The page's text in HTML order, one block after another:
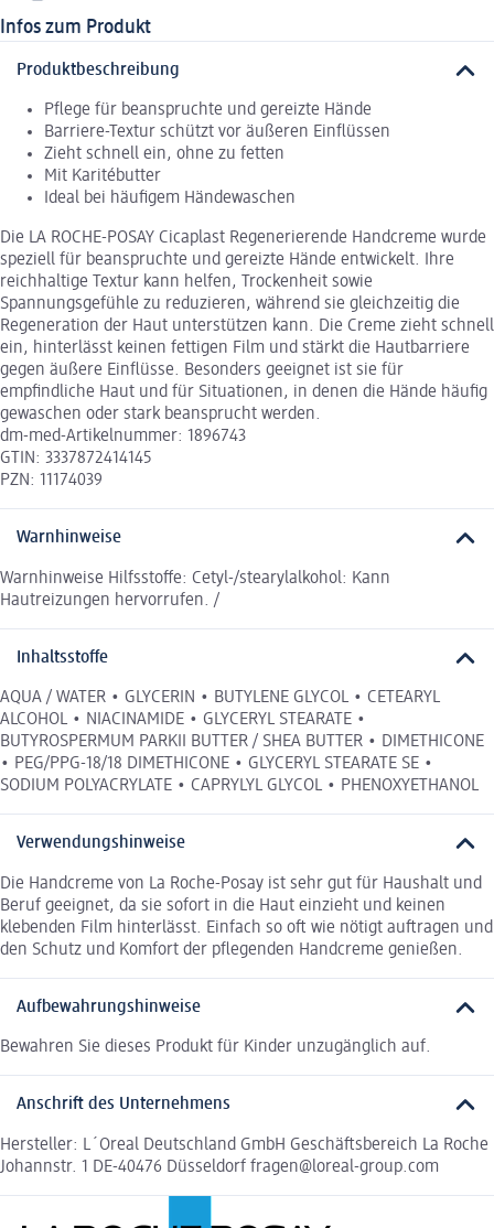
Infos zum Produkt
Produktbeschreibung
Pflege für beanspruchte und gereizte Hände
Barriere-Textur schützt vor äußeren Einflüssen
Zieht schnell ein, ohne zu fetten
Mit Karitébutter
Ideal bei häufigem Händewaschen
Die LA ROCHE-POSAY Cicaplast Regenerierende Handcreme wurde
speziell für beanspruchte und gereizte Hände entwickelt. Ihre
reichhaltige Textur kann helfen, Trockenheit sowie
Spannungsgefühle zu reduzieren, während sie gleichzeitig die
Regeneration der Haut unterstützen kann. Die Creme zieht schnell
ein, hinterlässt keinen fettigen Film und stärkt die Hautbarriere
gegen äußere Einflüsse. Besonders geeignet ist sie für
empfindliche Haut und für Situationen, in denen die Hände häufig
gewaschen oder stark beansprucht werden.
dm-med-Artikelnummer: 1896743
GTIN: 3337872414145
PZN: 11174039
Warnhinweise
Warnhinweise Hilfsstoffe: Cetyl-/stearylalkohol: Kann
Hautreizungen hervorrufen. /
Inhaltsstoffe
AQUA / WATER • GLYCERIN • BUTYLENE GLYCOL • CETEARYL
ALCOHOL • NIACINAMIDE • GLYCERYL STEARATE •
BUTYROSPERMUM PARKII BUTTER / SHEA BUTTER • DIMETHICONE
• PEG/PPG-18/18 DIMETHICONE • GLYCERYL STEARATE SE •
SODIUM POLYACRYLATE • CAPRYLYL GLYCOL • PHENOXYETHANOL
Verwendungshinweise
Die Handcreme von La Roche-Posay ist sehr gut für Haushalt und
Beruf geeignet, da sie sofort in die Haut einzieht und keinen
klebenden Film hinterlässt. Einfach so oft wie nötigt auftragen und
den Schutz und Komfort der pflegenden Handcreme genießen.
Aufbewahrungshinweise
Bewahren Sie dieses Produkt für Kinder unzugänglich auf.
Anschrift des Unternehmens
Hersteller: L´Oreal Deutschland GmbH Geschäftsbereich La Roche
Johannstr. 1 DE-40476 Düsseldorf fragen@loreal-group.com